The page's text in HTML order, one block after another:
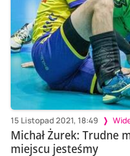
15 Listopad 2021, 18:49
Michał Żurek: Trudne
miejscu jesteśmy